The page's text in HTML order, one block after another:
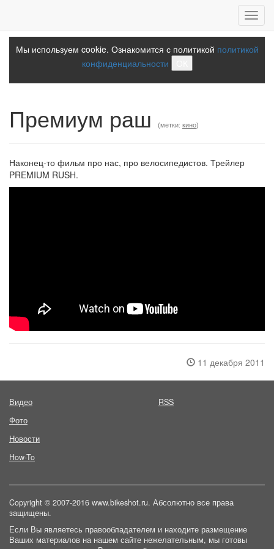
Мы используем cookie. Ознакомится с политикой политикой
конфиденциальности
Премиум раш (метки: кино)
Наконец-то фильм про нас, про велосипедистов. Трейлер
PREMIUM RUSH.
11 декабря 2011
Видео
Фото
Новости
How-To
RSS
Copyright © 2007-2016 www.bikeshot.ru. Абсолютно все права
защищены.
Если Вы являетесь правообладателем и находите размещение
Ваших материалов на нашем сайте нежелательным, мы готовы